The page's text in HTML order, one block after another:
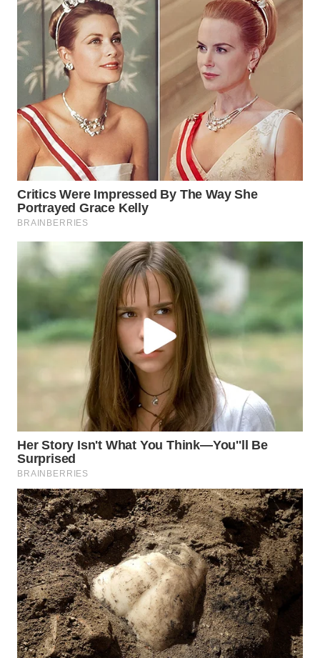
SUKABUMI
WN
PURWAKARTA
WN
PRIANGAN
TIMUR
SEMARANG
WN
SOLO
WN
WN
MADURA
WN
NATUNA
WN
BINTAN
WN
MANDALIKA
WN
LIKUPANG
WN